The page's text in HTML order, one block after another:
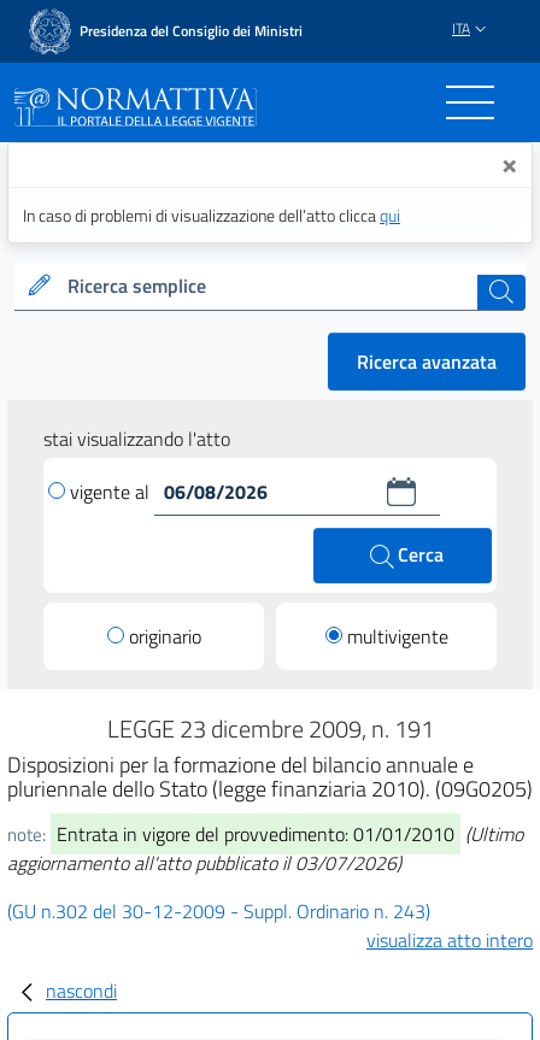
Presidenza del Consiglio dei Ministri ITA
Normattiva - Il portale ×
In caso di problemi di visualizzazione dell’atto cliccaqui
Ricerca semplice cerca
Ricerca avanzata
stai visualizzando l'atto
vigente al
Cerca
originario multivigente
LEGGE 23 dicembre 2009, n. 191
Disposizioni per la formazione del bilancio annuale e
pluriennale dello Stato (legge finanziaria 2010). (09G0205)
note: Entrata in vigore del provvedimento: 01/01/2010 (Ultimo
aggiornamento all'atto pubblicato il 03/07/2026)
(GU n.302 del 30-12-2009 - Suppl. Ordinario n. 243)
visualizza atto intero
nascondi